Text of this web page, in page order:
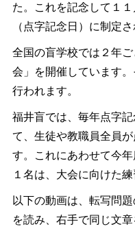
た。これを記念して１
（点字記念日）に制定さ
全国の盲学校では２年
会」を開催しています
行われます。
福井盲では、毎年点字
て、生徒や教職員全員
す。これにあわせて今
１名は、大会に向けた練
以下の動画は、転写問
を読み、右手で同じ文